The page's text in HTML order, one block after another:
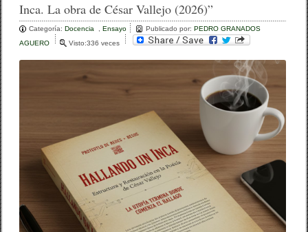
Inca. La obra de César Vallejo (2026)”
Categoría:Docencia ,Ensayo Publicado por:PEDRO GRANADOS
AGUERO
Visto:336 veces